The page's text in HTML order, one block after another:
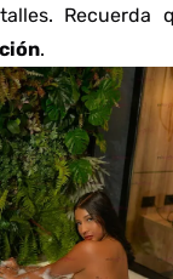
Recuerda
.